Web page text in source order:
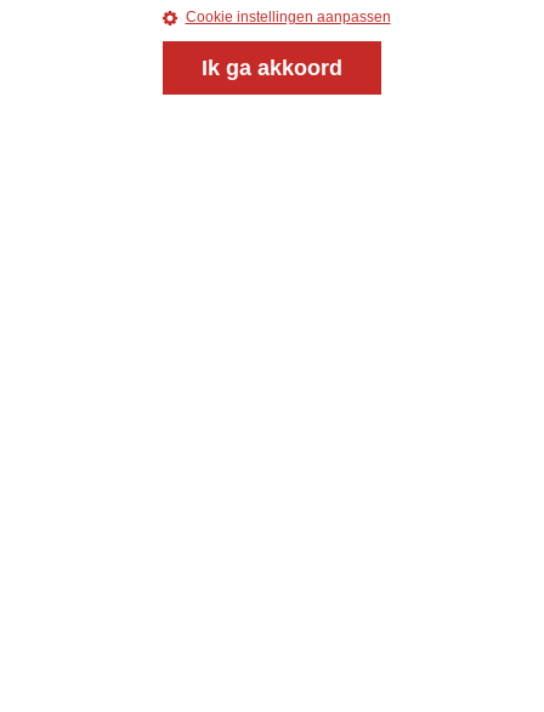
Cookie instellingen aanpassen
Ik ga akkoord